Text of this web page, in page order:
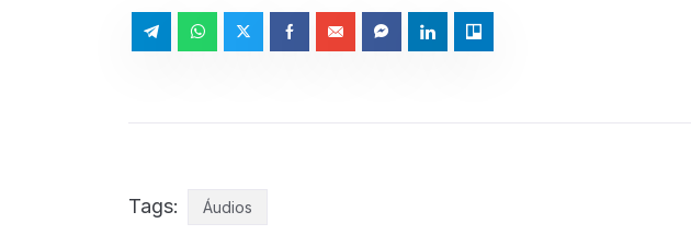
Tags: Áudios